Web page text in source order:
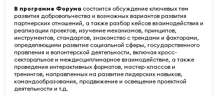
В программе Форума состоится обсуждение ключевых тем
развития добровольчества и возможных вариантов развития
партнерских отношений, а также разбор кейсов взаимодействия и
реализации проектов, изучение механизмов, принципов,
инструментов, стандартов, знакомство с трендами и факторами,
определяющими развитие социальной сферы, государственного
правления и волонтерской деятельности, включая кросс-
секторальное и междисциплинарное взаимодействие, а также
проведение интерактивных форматов, мастер-классов и
тренингов, направленных на развитие лидерских навыков,
командообразования, продвижение и освещение проектной
деятельности и т.д.